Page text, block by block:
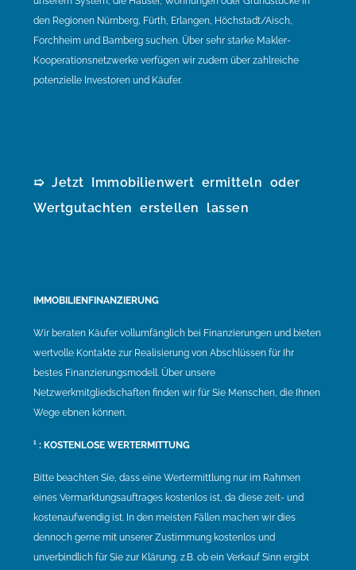
den Regionen Nürnberg, Fürth, Erlangen, Höchstadt/Aisch,
Forchheim und Bamberg suchen. Über sehr starke Makler-
Kooperationsnetzwerke verfügen wir zudem über zahlreiche
potenzielle Investoren und Käufer.
➯ Jetzt Immobilienwert ermitteln oder
Wertgutachten erstellen lassen
IMMOBILIENFINANZIERUNG
Wir beraten Käufer vollumfänglich bei Finanzierungen und bieten
wertvolle Kontakte zur Realisierung von Abschlüssen für Ihr
bestes Finanzierungsmodell. Über unsere
Netzwerkmitgliedschaften finden wir für Sie Menschen, die Ihnen
Wege ebnen können.
¹ : KOSTENLOSE WERTERMITTUNG
Bitte beachten Sie, dass eine Wertermittlung nur im Rahmen
eines Vermarktungsauftrages kostenlos ist, da diese zeit- und
kostenaufwendig ist. In den meisten Fällen machen wir dies
dennoch gerne mit unserer Zustimmung kostenlos und
unverbindlich für Sie zur Klärung, z.B. ob ein Verkauf Sinn ergibt